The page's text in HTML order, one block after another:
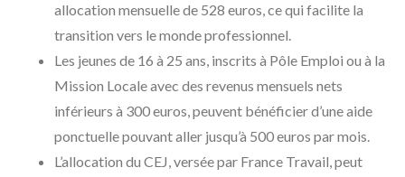
allocation mensuelle de 528 euros, ce qui facilite la
transition vers le monde professionnel.
Les jeunes de 16 à 25 ans, inscrits à Pôle Emploi ou à la
Mission Locale avec des revenus mensuels nets
inférieurs à 300 euros, peuvent bénéficier d’une aide
ponctuelle pouvant aller jusqu’à 500 euros par mois.
L’allocation du CEJ, versée par France Travail, peut